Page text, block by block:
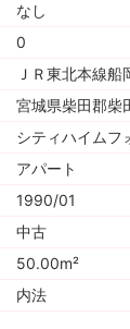
なし
0
ＪＲ東北本線
宮城県柴田郡柴
シティハイムフ
アパート
1990/01
中古
50.00m²
内法